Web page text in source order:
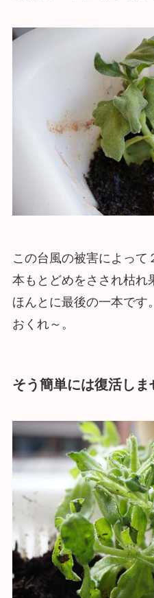
この台風の被害によって
本もとどめをさされ枯れ
ほんとに最後の一本です
おくれ～。
そう簡単には復活しま